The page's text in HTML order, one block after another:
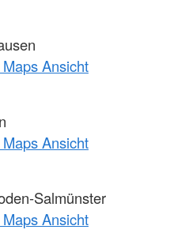
Ansicht
Ansicht
Salmünster
Ansicht